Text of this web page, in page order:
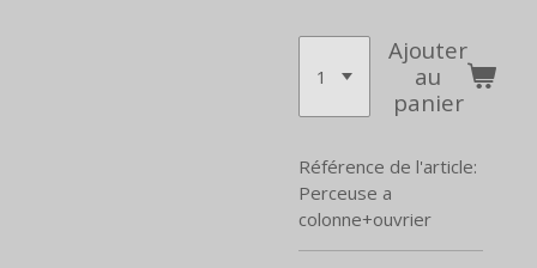
Ajouter
au
panier
Référence de l'article:
Perceuse a
colonne+ouvrier